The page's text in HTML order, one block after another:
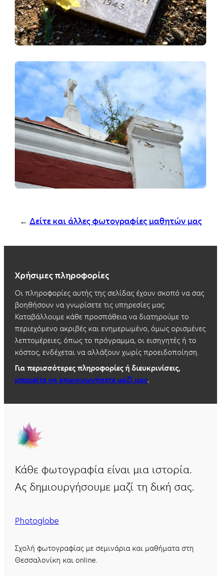
← Δείτε και άλλες φωτογραφίες μαθητών μας
Χρήσιμες πληροφορίες
Οι πληροφορίες αυτής της σελίδας έχουν σκοπό να σας
βοηθήσουν να γνωρίσετε τις υπηρεσίες μας.
Καταβάλλουμε κάθε προσπάθεια να διατηρούμε το
περιεχόμενο ακριβές και ενημερωμένο, όμως ορισμένες
λεπτομέρειες, όπως το πρόγραμμα, οι εισηγητές ή το
κόστος, ενδέχεται να αλλάξουν χωρίς προειδοποίηση.
Για περισσότερες πληροφορίες ή διευκρινίσεις,
μπορείτε να επικοινωνήσετε μαζί μας.
Κάθε φωτογραφία είναι μια ιστορία.
Ας δημιουργήσουμε μαζί τη δική σας.
Photoglobe
Σχολή φωτογραφίας με σεμινάρια και μαθήματα στη
Θεσσαλονίκη και online.